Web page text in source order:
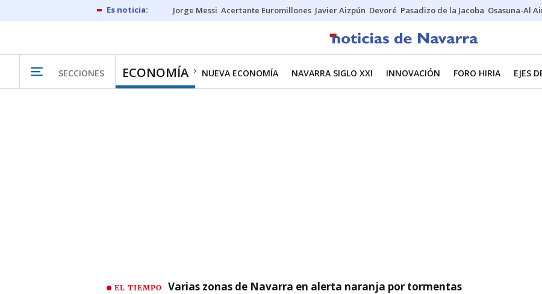
Jorge Messi Acertante Euromillones Javier Aizpún Devoré Pasadizo de la Jacoba Osasuna-Al
SECCIONES ECONOMÍA NUEVA ECONOMÍA NAVARRA SIGLO XXI INNOVACIÓN FORO HIRIA EJES
EL TIEMPO Varias zonas de Navarra en alerta naranja por tormentas